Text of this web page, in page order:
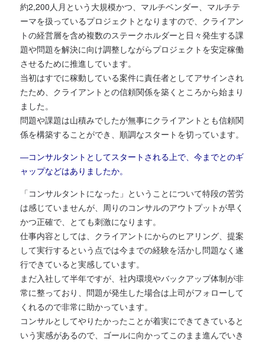
約2,200人月という大規模かつ、マルチベンダー、マルチテ
ーマを扱っているプロジェクトとなりますので、クライアン
トの経営層を含め複数のステークホルダーと日々発生する課
題や問題を解決に向け調整しながらプロジェクトを安定稼働
させるために推進しています。
当初はすでに稼動している案件に責任者としてアサインされ
たため、クライアントとの信頼関係を築くところから始まり
ました。
問題や課題は山積みでしたが無事にクライアントとも信頼関
係を構築することができ、順調なスタートを切っています。
―コンサルタントとしてスタートされる上で、今までとのギ
ャップなどはありましたか。
「コンサルタントになった」ということについて特段の苦労
は感じていませんが、周りのコンサルのアウトプットが早く
かつ正確で、とても刺激になります。
仕事内容としては、クライアントにからのヒアリング、提案
して実行するという点では今までの経験を活かし問題なく遂
行できていると実感しています。
まだ入社して半年ですが、社内環境やバックアップ体制が非
常に整っており、問題が発生した場合は上司がフォローして
くれるので非常に助かっています。
コンサルとしてやりたかったことが着実にできてきていると
いう実感があるので、ゴールに向かってこのまま進んでいき